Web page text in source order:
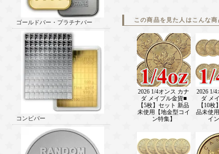
ゴールドバー・プラチナバー
コンビバー
この商品を見た人はこんな
2026 1/4オンス カナ
ダ メイプル金貨■
【5枚】セット 新品
未使用【地金型コイ
ン特集】
2026 1/
ダ メ
【10
品未使
イ